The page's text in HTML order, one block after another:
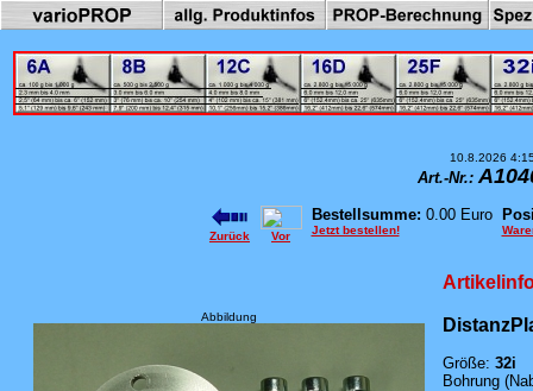
10.8.2026
Art.-Nr.:
Zurück Vor
Bestellsumme: 0.00 Euro
Jetzt bestellen!
Abbildung
Größe: 32i
Bohrung